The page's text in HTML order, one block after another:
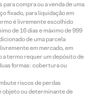
compra ou a venda de uma
fixado, para liquidação em
é livremente escolhido
de 16 dias e máximo de 999
de uma parcela
em mercado, em
a termo requer um depósito de
formas: cobertura ou
riscos de perdas
objeto ou determinante de